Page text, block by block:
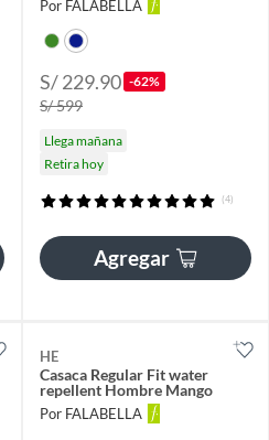
Por FALABELLA
S/ 229.90 -62%
S/ 599
Llega mañana
Retira hoy
(4)
Agregar
HE
Casaca Regular Fit water
repellent Hombre Mango
Por FALABELLA